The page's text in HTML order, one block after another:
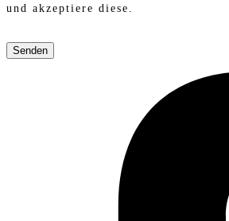
und akzeptiere diese.
lasse